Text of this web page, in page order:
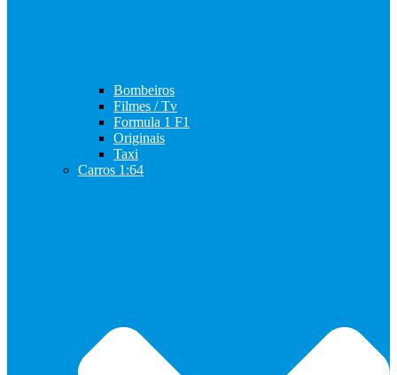
Bombeiros
Filmes / Tv
Formula 1 F1
Originais
Taxi
Carros 1:64